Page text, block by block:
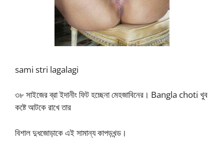
sami stri lagalagi
৩৮ সাইজের ব্রা ইদানীং ফিট হচ্ছেনা মেহজাবিনের। Bangla choti খুব
কষ্টে আটকে রাখে তার
বিশাল দুধজোড়াকে এই সামান্য কাপড়খন্ড।